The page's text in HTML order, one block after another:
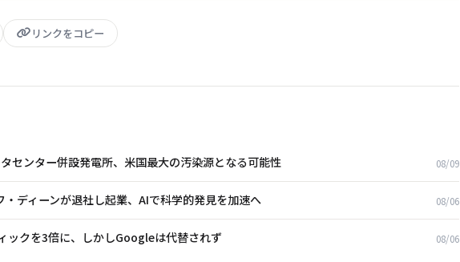
リンクをコピー
センター併設発電所、米国最大の汚染源となる可能性 08/09
ディーンが退社し起業、AIで科学的発見を加速へ 08/06
ックを3倍に、しかしGoogleは代替されず 08/06